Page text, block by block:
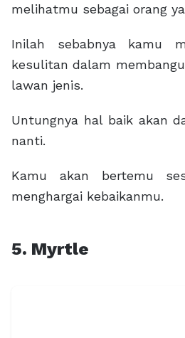
melihatmu sebagai orang
Inilah sebabnya kamu
kesulitan dalam
lawan jenis.
Untungnya hal baik akan
nanti.
Kamu akan bertemu
menghargai kebaikanmu.
5. Myrtle